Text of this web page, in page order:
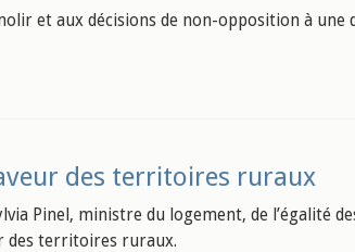
et aux décisions de non-opposition à une
des territoires ruraux
Pinel, ministre du logement, de l’égalité
des territoires ruraux.